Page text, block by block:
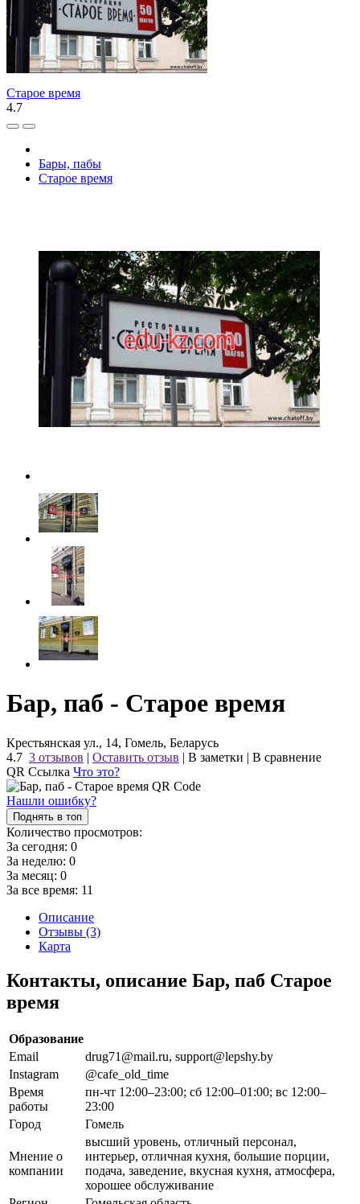
Старое время
4.7
Бары, пабы
Старое время
Бар, паб - Старое время
Крестьянская ул., 14, Гомель, Беларусь
4.7 3 отзывов | Оставить отзыв | В заметки | В сравнение
QR Ссылка Что это?
Нашли ошибку?
Поднять в топ
Количество просмотров:
За сегодня: 0
За неделю: 0
За месяц: 0
За все время: 11
Описание
Отзывы (3)
Карта
Контакты, описание Бар, паб Старое
время
Образование
Email
drug71@mail.ru, support@lepshy.by
Instagram
@cafe_old_time
Время
работы
пн-чт 12:00–23:00; сб 12:00–01:00; вс 12:00–
23:00
Город
Гомель
Мнение о
компании
высший уровень, отличный персонал,
интерьер, отличная кухня, большие порции,
подача, заведение, вкусная кухня, атмосфера,
хорошее обслуживание